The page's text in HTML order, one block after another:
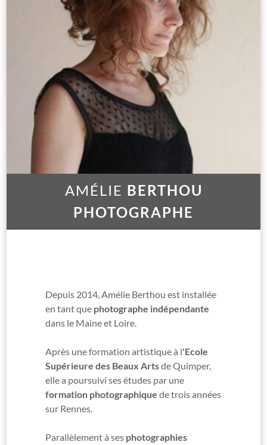
AMÉLIE BERTHOU
PHOTOGRAPHE
Depuis 2014, Amélie Berthou est installée
en tant que photographe indépendante
dans le Maine et Loire.
Après une formation artistique à l'Ecole
Supérieure des Beaux Artsde Quimper,
elle a poursuivi ses études par une
formation photographique de trois années
sur Rennes.
Parallèlement à ses photographies